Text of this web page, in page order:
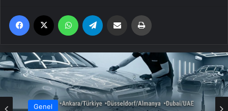
Facebook WhatsApp Email'den paylaş
Genel